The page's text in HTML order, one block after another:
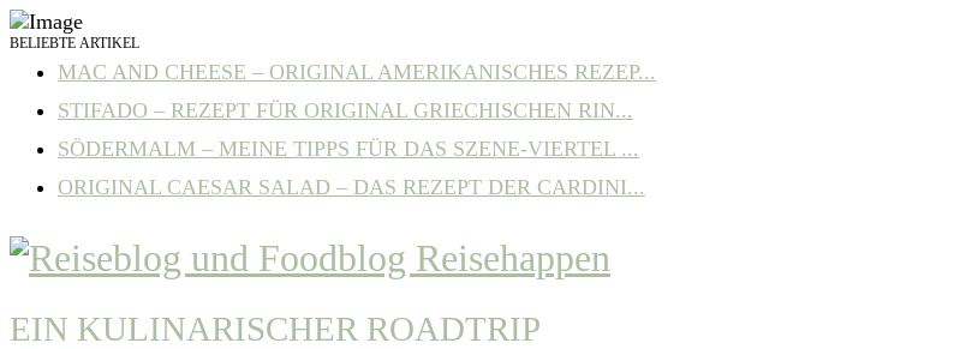
BELIEBTE ARTIKEL
MAC AND CHEESE – ORIGINAL AMERIKANISCHES REZEP...
STIFADO – REZEPT FÜR ORIGINAL GRIECHISCHEN RIN...
SÖDERMALM – MEINE TIPPS FÜR DAS SZENE-VIERTEL ...
ORIGINAL CAESAR SALAD – DAS REZEPT DER CARDINI...
EIN KULINARISCHER ROADTRIP